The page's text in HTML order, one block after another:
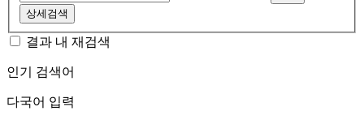
상세검색
결과 내 재검색
인기 검색어
다국어 입력